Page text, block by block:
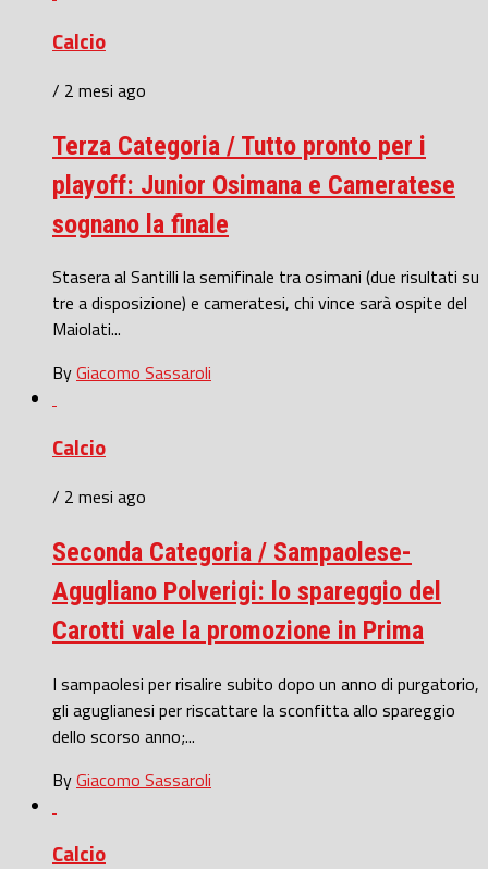
Calcio
/ 2 mesi ago
Terza Categoria / Tutto pronto per i
playoff: Junior Osimana e Cameratese
sognano la finale
Stasera al Santilli la semifinale tra osimani (due risultati su
tre a disposizione) e cameratesi, chi vince sarà ospite del
Maiolati...
ByGiacomo Sassaroli
Calcio
/ 2 mesi ago
Seconda Categoria / Sampaolese-
Agugliano Polverigi: lo spareggio del
Carotti vale la promozione in Prima
I sampaolesi per risalire subito dopo un anno di purgatorio,
gli aguglianesi per riscattare la sconfitta allo spareggio
dello scorso anno;...
ByGiacomo Sassaroli
Calcio